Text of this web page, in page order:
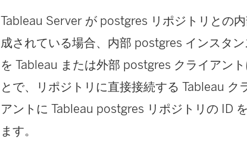
Tableau Server が postgres リポジトリとの
成されている場合、内部 postgres インスタ
を Tableau または外部 postgres クライアン
とで、リポジトリに直接接続する Tableau
アントに Tableau postgres リポジトリの ID
ます。